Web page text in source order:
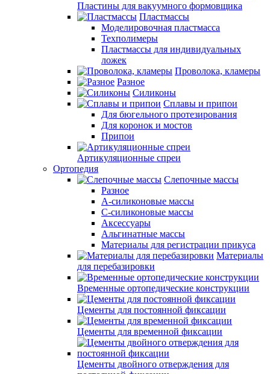
Пластины для вакуумного формовщика
Пластмассы
Моделировочная пластмасса
Техполимеры
Пластмассы для индивидуальных
ложек
Проволока, кламеры
Разное
Силиконы
Сплавы и припои
Для бюгельного протезирования
Для коронок и мостов
Припои
Артикуляционные спреи
Ортопедия
Слепочные массы
Разное
А-силиконовые массы
С-силиконовые массы
Аксессуары
Альгинатные массы
Материалы для регистрации прикуса
Материалы
для перебазировки
Временные ортопедические конструкции
Цементы для постоянной фиксации
Цементы для временной фиксации
Цементы двойного отверждения для